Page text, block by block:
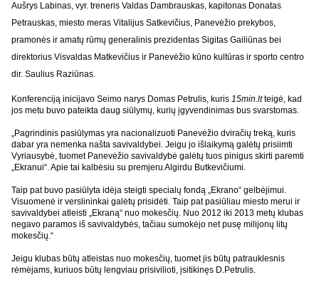
Aušrys Labinas, vyr. treneris Valdas Dambrauskas, kapitonas Donatas
Petrauskas, miesto meras Vitalijus Satkevičius, Panevėžio prekybos,
pramonės ir amatų rūmų generalinis prezidentas Sigitas Gailiūnas bei
direktorius Visvaldas Matkevičius ir Panevėžio kūno kultūras ir sporto centro
dir. Saulius Raziūnas.
Konferenciją inicijavo Seimo narys Domas Petrulis, kuris 15min.ltteigė, kad
jos metu buvo pateikta daug siūlymų, kurių įgyvendinimas bus svarstomas.
„Pagrindinis pasiūlymas yra nacionalizuoti Panevėžio dviračių treką, kuris
dabar yra nemenka našta savivaldybei. Jeigu jo išlaikymą galėtų prisiimti
Vyriausybė, tuomet Panevėžio savivaldybė galėtų tuos pinigus skirti paremti
„Ekranui“. Apie tai kalbėsiu su premjeru Algirdu Butkevičiumi.
Taip pat buvo pasiūlyta idėja steigti specialų fondą „Ekrano“ gelbėjimui.
Visuomenė ir verslininkai galėtų prisidėti. Taip pat pasiūliau miesto merui ir
savivaldybei atleisti „Ekraną“ nuo mokesčių. Nuo 2012 iki 2013 metų klubas
negavo paramos iš savivaldybės, tačiau sumokėjo net pusę milijonų litų
mokesčių.“
Jeigu klubas būtų atleistas nuo mokesčių, tuomet jis būtų patrauklesnis
rėmėjams, kuriuos būtų lengviau prisivilioti, įsitikinęs D.Petrulis.